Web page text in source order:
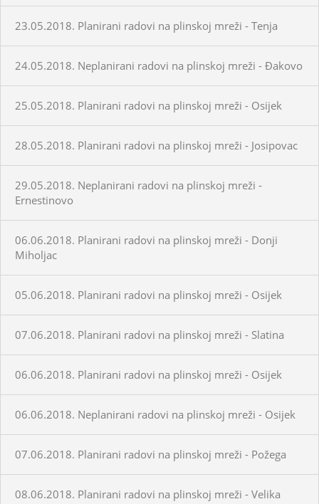
23.05.2018. Planirani radovi na plinskoj mreži - Tenja
24.05.2018. Neplanirani radovi na plinskoj mreži - Đakovo
25.05.2018. Planirani radovi na plinskoj mreži - Osijek
28.05.2018. Planirani radovi na plinskoj mreži - Josipovac
29.05.2018. Neplanirani radovi na plinskoj mreži -
Ernestinovo
06.06.2018. Planirani radovi na plinskoj mreži - Donji
Miholjac
05.06.2018. Planirani radovi na plinskoj mreži - Osijek
07.06.2018. Planirani radovi na plinskoj mreži - Slatina
06.06.2018. Planirani radovi na plinskoj mreži - Osijek
06.06.2018. Neplanirani radovi na plinskoj mreži - Osijek
07.06.2018. Planirani radovi na plinskoj mreži - Požega
08.06.2018. Planirani radovi na plinskoj mreži - Velika